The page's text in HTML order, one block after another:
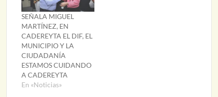
SEÑALA MIGUEL
MARTÍNEZ, EN
CADEREYTA EL DIF, EL
MUNICIPIO Y LA
CIUDADANÍA
ESTAMOS CUIDANDO
A CADEREYTA
En «Noticias»